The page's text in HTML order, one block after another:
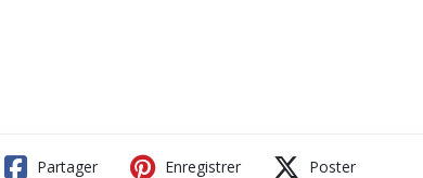
Partager Enregistrer Poster